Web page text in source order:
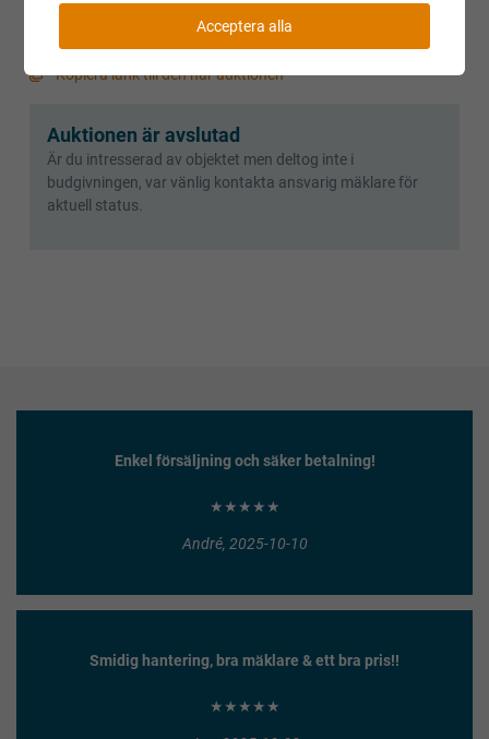
Villkor och regler
Kopiera länk till den här auktionen
Auktionen är avslutad
Är du intresserad av objektet men deltog inte i
budgivningen, var vänlig kontakta ansvarig mäklare för
aktuell status.
Enkel försäljning och säker betalning!
★★★★★
André, 2025-10-10
Smidig hantering, bra mäklare & ett bra pris!!
★★★★★
Acceptera alla